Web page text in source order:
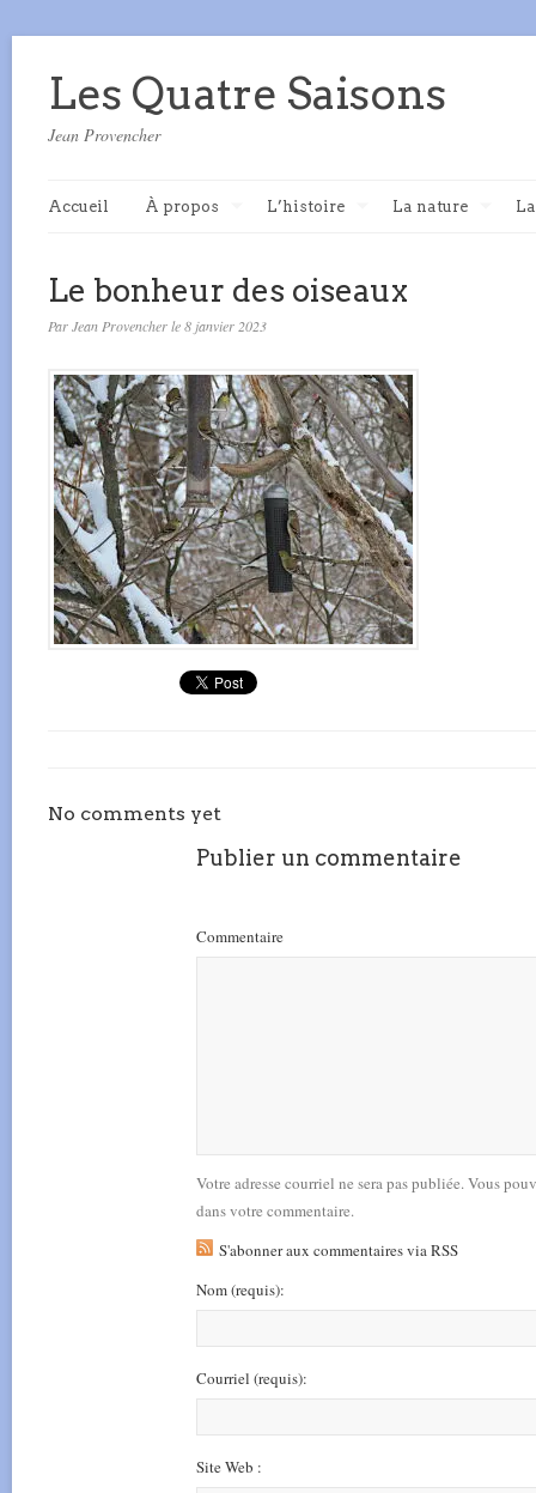
Les Quatre Saisons
Jean Provencher
Accueil À propos L’histoire La nature
Le bonheur des oiseaux
Par Jean Provencher le 8 janvier 2023
No comments yet
Publier un commentaire
Commentaire
Votre adresse courriel ne sera pas publiée. Vous
dans votre commentaire.
S'abonner aux commentaires via RSS
Nom(requis):
Courriel (requis):
Site Web :